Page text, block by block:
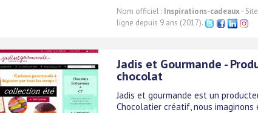
Nom officiel : Inspirations-cadeaux-
ligne depuis 9 ans (2017).
Jadis et Gourmande -
chocolat
Jadis et gourmande est un
Chocolatier créatif, nous